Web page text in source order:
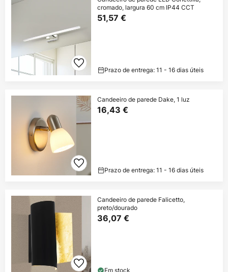
cromado, largura 60 cm IP44 CCT
51,57 €
Prazo de entrega: 11 - 16 dias úteis
Candeeiro de parede Dake, 1 luz
16,43 €
Prazo de entrega: 11 - 16 dias úteis
Candeeiro de parede Falicetto,
preto/dourado
36,07 €